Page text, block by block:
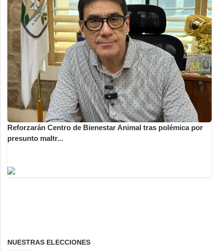
Reforzarán Centro de Bienestar Animal tras polémica por
presunto maltr...
NUESTRAS ELECCIONES